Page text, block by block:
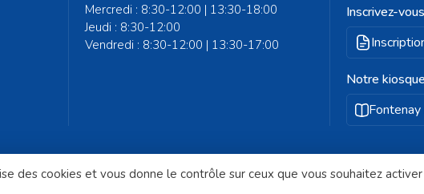
Mercredi : 8:30-12:00 | 13:30-18:00
Jeudi : 8:30-12:00
Vendredi : 8:30-12:00 | 13:30-17:00
Inscrivez-
Notre kiosque
Fontenay
du site Politique de confidentialité Gestion des cookies
des cookies et vous donne le contrôle sur ceux que vous souhaitez activer